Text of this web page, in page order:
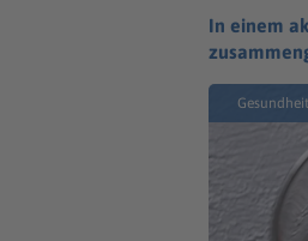
In einem
Gesundheit